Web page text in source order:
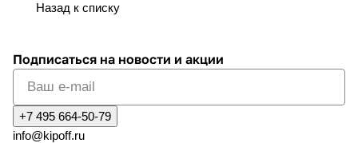
Назад к списку
Подписаться на новости и акции
+7 495 664-50-79
info@kipoff.ru